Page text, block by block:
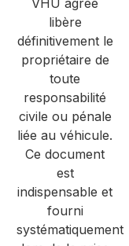
VHU agréé
libère
définitivement le
propriétaire de
toute
responsabilité
civile ou pénale
liée au véhicule.
Ce document
est
indispensable et
fourni
systématiquement